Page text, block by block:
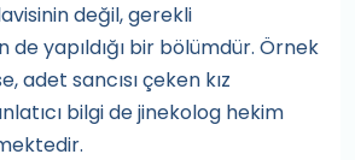
değil, gerekli
yapıldığı bir bölümdür. Örnek
adet sancısı çeken kız
bilgi de jinekolog hekim